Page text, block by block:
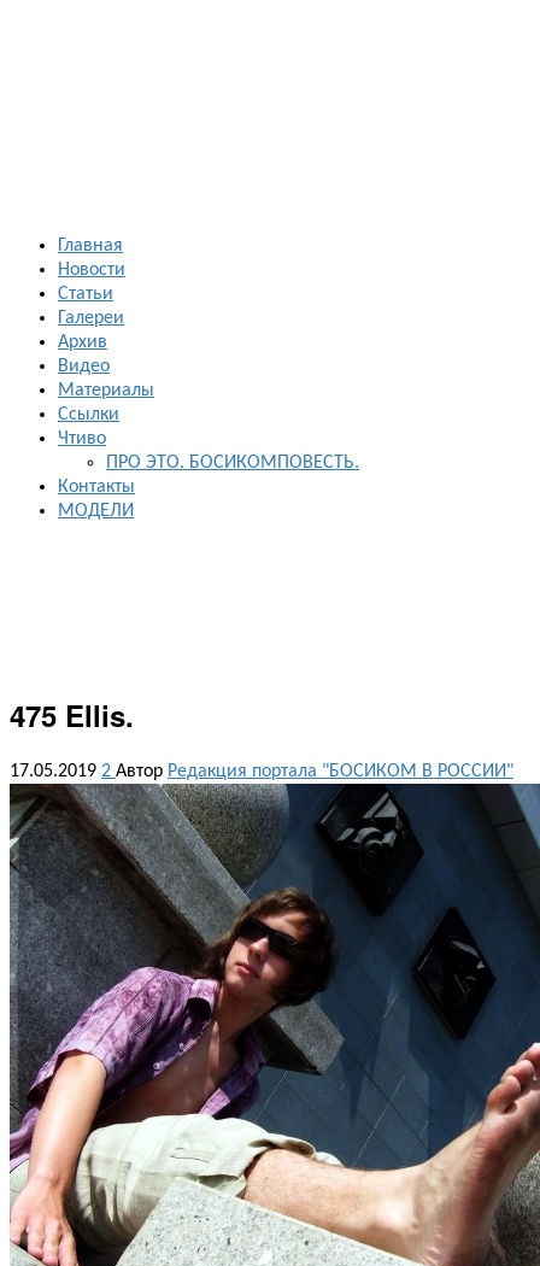
Главная
Новости
Статьи
Галереи
Архив
Видео
Материалы
Ссылки
Чтиво
ПРО ЭТО. БОСИКОМПОВЕСТЬ.
Контакты
МОДЕЛИ
475 Ellis.
17.05.2019 2 Автор Редакция портала "БОСИКОМ В РОССИИ"